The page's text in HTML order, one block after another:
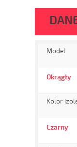
Model
Okrągły
Kolor
Czarny